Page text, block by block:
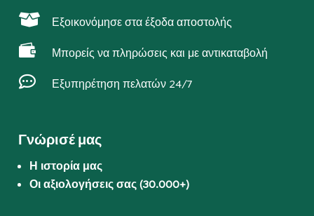
 Εξοικονόμησε στα έξοδα αποστολής
 Μπορείς να πληρώσεις και με αντικαταβολή
 Εξυπηρέτηση πελατών 24/7
Γνώρισέ μας
Η ιστορία μας
Οι αξιολογήσεις σας (30.000+)